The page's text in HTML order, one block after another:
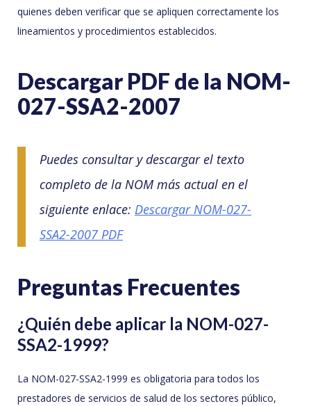
quienes deben verificar que se apliquen correctamente los
lineamientos y procedimientos establecidos.
Descargar PDF de la NOM-
027-SSA2-2007
Puedes consultar y descargar el texto
completo de la NOM más actual en el
siguiente enlace: Descargar NOM-027-
SSA2-2007 PDF
Preguntas Frecuentes
¿Quién debe aplicar la NOM-027-
SSA2-1999?
La NOM-027-SSA2-1999 es obligatoria para todos los
prestadores de servicios de salud de los sectores público,